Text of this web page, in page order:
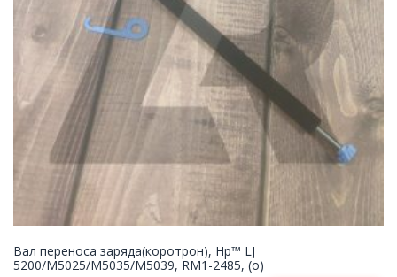
Вал переноса заряда(коротрон), Hp™ LJ
5200/M5025/M5035/M5039, RM1-2485, (о)